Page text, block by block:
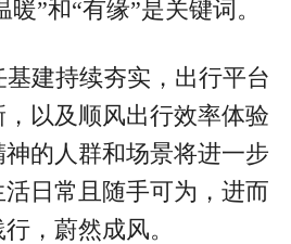
暖”和“有缘”是关键词。
基建持续夯实，出行平台
以及顺风出行效率体验
的人群和场景将进一步
日常且随手可为，进而
，蔚然成风。